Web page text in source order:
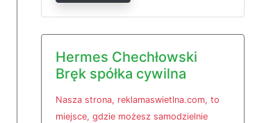
Hermes Chechłowski
Bręk spółka cywilna
Nasza strona, reklamaswietlna.com, to
miejsce, gdzie możesz samodzielnie